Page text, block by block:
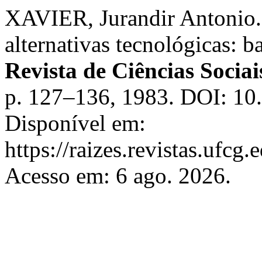
XAVIER, Jurandir
alternativas tecnológicas:
Revista de Ciências
p. 127–136, 1983. DOI:
Disponível em:
https://
Acesso em: 6 ago. 2026.